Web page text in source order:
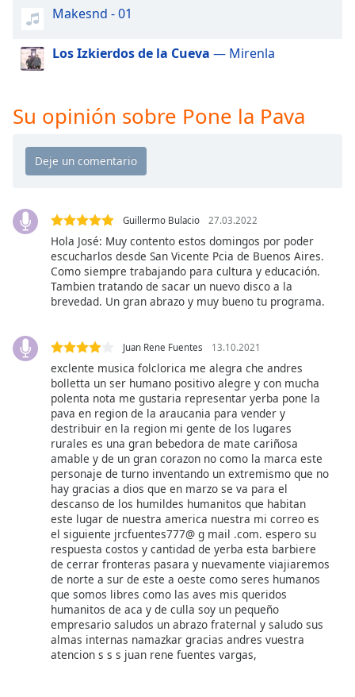
dialog
window.
Escape
close
window.
Background
Makesnd - 01
Los Izkierdos de la Cueva — Mirenla
Su opinión sobre Pone la Pava
Guillermo Bulacio 27.03.2022
Hola José: Muy contento estos domingos por poder
escucharlos desde San Vicente Pcia de Buenos Aires.
Como siempre trabajando para cultura y educación.
Tambien tratando de sacar un nuevo disco a la
brevedad. Un gran abrazo y muy bueno tu programa.
Juan Rene Fuentes 13.10.2021
exclente musica folclorica me alegra che andres
bolletta un ser humano positivo alegre y con mucha
polenta nota me gustaria representar yerba pone la
pava en region de la araucania para vender y
destribuir en la region mi gente de los lugares
rurales es una gran bebedora de mate cariñosa
amable y de un gran corazon no como la marca este
personaje de turno inventando un extremismo que no
hay gracias a dios que en marzo se va para el
descanso de los humildes humanitos que habitan
este lugar de nuestra america nuestra mi correo es
el siguiente jrcfuentes777@ g mail .com. espero su
respuesta costos y cantidad de yerba esta barbiere
de cerrar fronteras pasara y nuevamente viajiaremos
de norte a sur de este a oeste como seres humanos
que somos libres como las aves mis queridos
humanitos de aca y de culla soy un pequeño
empresario saludos un abrazo fraternal y saludo sus
almas internas namazkar gracias andres vuestra
atencion s s s juan rene fuentes vargas,